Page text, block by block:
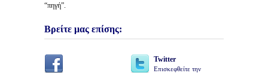
“πηγή”.
Βρείτε μας επίσης:
Twitter
Επισκεφθείτε την